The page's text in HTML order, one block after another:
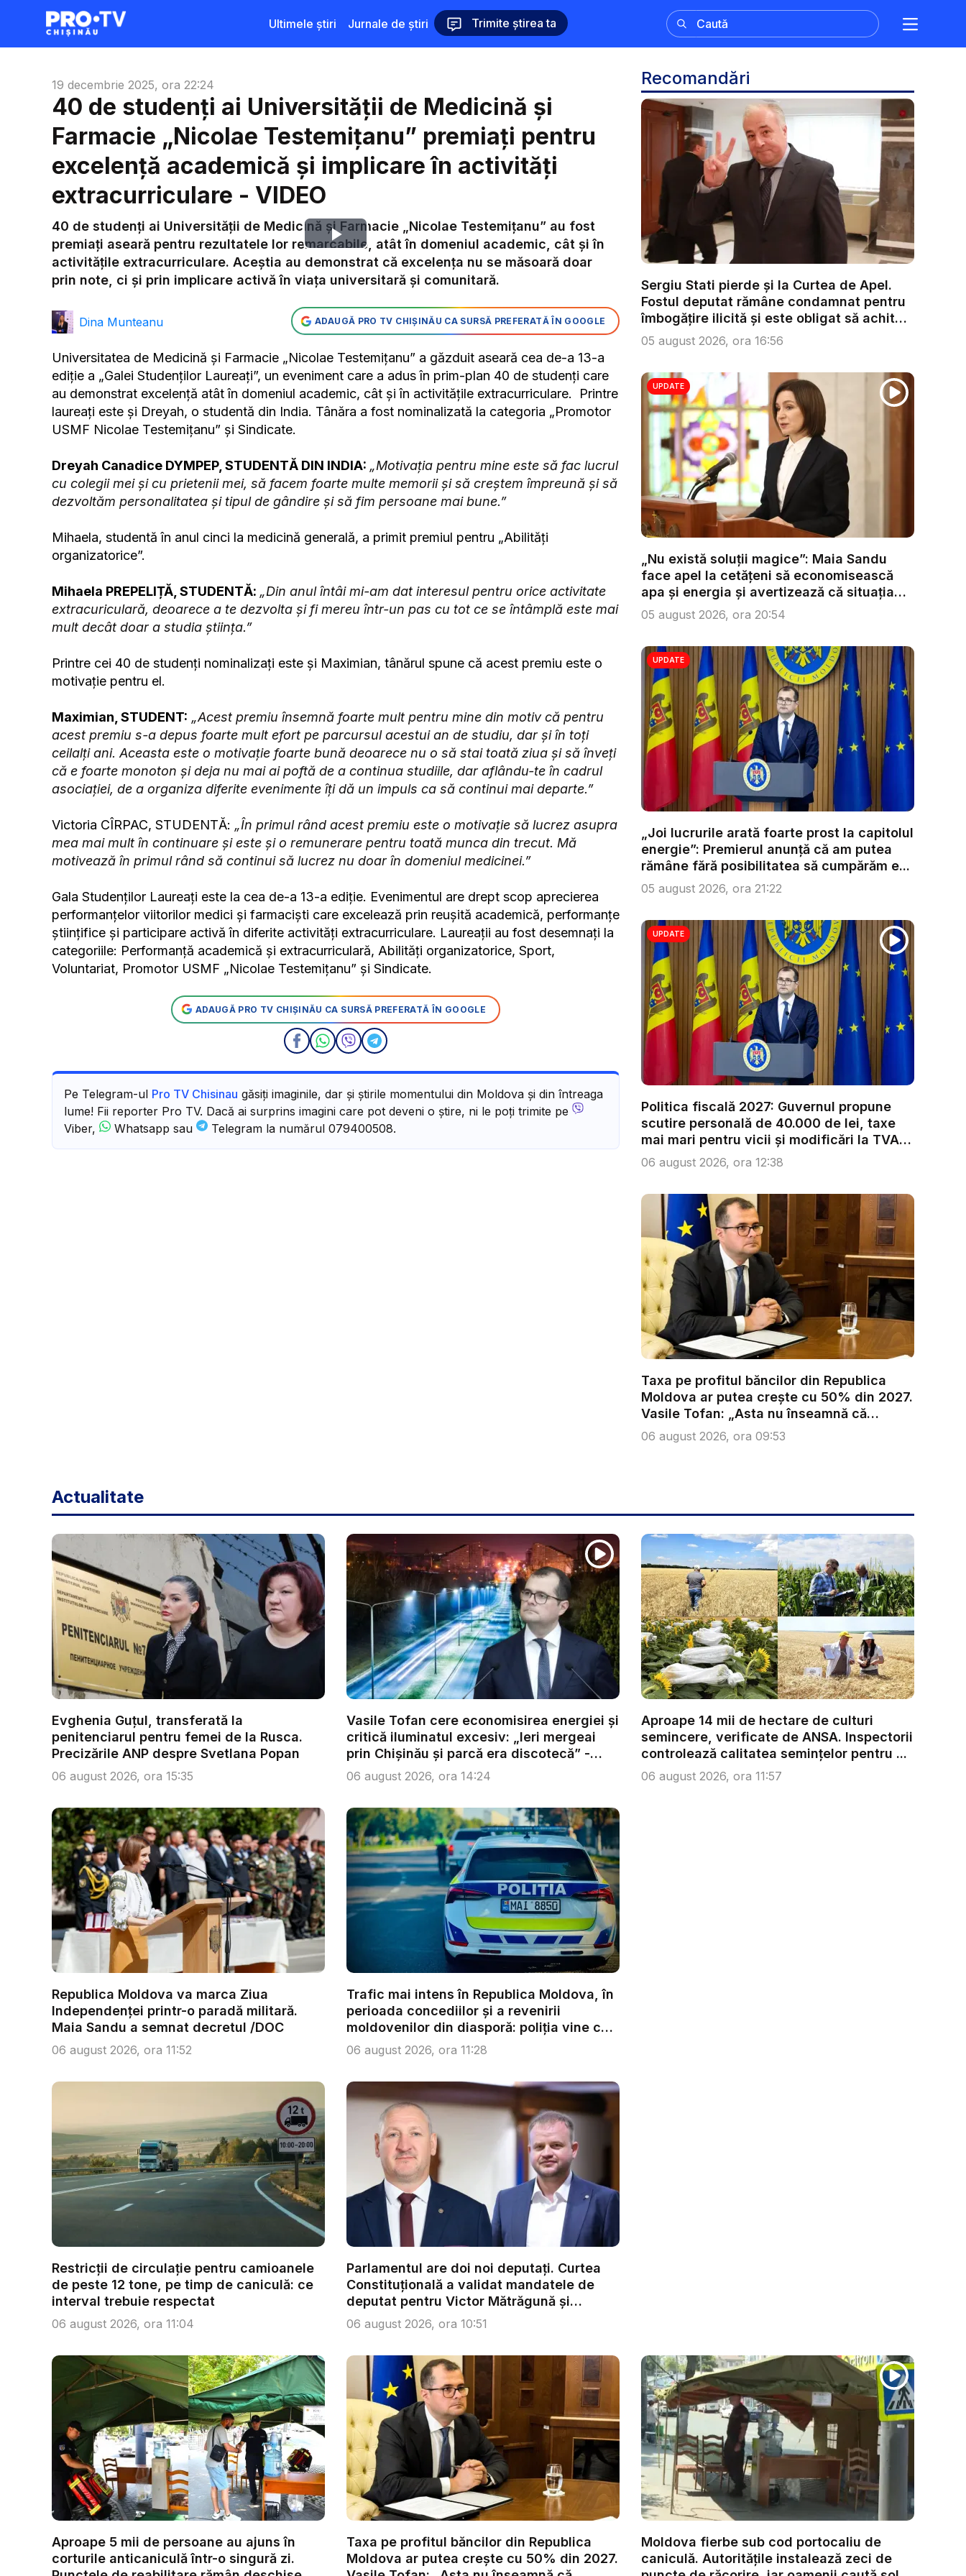
Ultimele știri Jurnale de știri Trimite știrea ta
19 decembrie 2025, ora 22:24
40 de studenți ai Universității de Medicină și
Farmacie „Nicolae Testemițanu” premiați pentru
excelență academică și implicare în activități
extracurriculare - VIDEO
Play
Video
40 de studenți ai Universității de Medicină și Farmacie „Nicolae Testemițanu” au fost
premiați aseară pentru rezultatele lor remarcabile, atât în domeniul academic, cât și în
activitățile extracurriculare. Aceștia au demonstrat că excelența nu se măsoară doar
prin note, ci și prin implicare activă în viața universitară și comunitară.
Dina Munteanu ADAUGĂ PRO TV CHIȘINĂU CA SURSĂ PREFERATĂ ÎN GOOGLE
Universitatea de Medicină şi Farmacie „Nicolae Testemiţanu” a găzduit aseară cea de-a 13-a
ediție a „Galei Studenților Laureați”, un eveniment care a adus în prim-plan 40 de studenți care
au demonstrat excelență atât în domeniul academic, cât și în activitățile extracurriculare. Printre
laureați este și Dreyah, o studentă din India. Tânăra a fost nominalizată la categoria „Promotor
USMF Nicolae Testemițanu” și Sindicate.
Dreyah Canadice DYMPEP, STUDENTĂ DIN INDIA: „Motivația pentru mine este să fac lucrul
cu colegii mei și cu prietenii mei, să facem foarte multe memorii și să creștem împreună și să
dezvoltăm personalitatea și tipul de gândire și să fim persoane mai bune.”
Mihaela, studentă în anul cinci la medicină generală, a primit premiul pentru „Abilități
organizatorice”.
Mihaela PREPELIȚĂ, STUDENTĂ: „Din anul întâi mi-am dat interesul pentru orice activitate
extracuriculară, deoarece a te dezvolta și fi mereu într-un pas cu tot ce se întâmplă este mai
mult decât doar a studia știința.”
Printre cei 40 de studenți nominalizați este și Maximian, tânărul spune că acest premiu este o
motivație pentru el.
Maximian, STUDENT: „Acest premiu însemnă foarte mult pentru mine din motiv că pentru
acest premiu s-a depus foarte mult efort pe parcursul acestui an de studiu, dar și în toți
ceilalți ani. Aceasta este o motivație foarte bună deoarece nu o să stai toată ziua și să înveți
că e foarte monoton și deja nu mai ai poftă de a continua studiile, dar aflându-te în cadrul
asociației, de a organiza diferite evenimente îți dă un impuls ca să continui mai departe.”
Victoria CÎRPAC, STUDENTĂ: „În primul rând acest premiu este o motivație să lucrez asupra
mea mai mult în continuare și este și o remunerare pentru toată munca din trecut. Mă
motivează în primul rând să continui să lucrez nu doar în domeniul medicinei.”
Gala Studenților Laureați este la cea de-a 13-a ediție. Evenimentul are drept scop aprecierea
performanțelor viitorilor medici și farmaciști care excelează prin reușită academică, performanțe
științifice și participare activă în diferite activități extracurriculare. Laureații au fost desemnați la
categoriile: Performanță academică și extracurriculară, Abilități organizatorice, Sport,
Voluntariat, Promotor USMF „Nicolae Testemițanu” și Sindicate.
ADAUGĂ PRO TV CHIȘINĂU CA SURSĂ PREFERATĂ ÎN GOOGLE
Pe Telegram-ul Pro TV Chisinau găsiți imaginile, dar și știrile momentului din Moldova și din întreaga
lume! Fii reporter Pro TV. Dacă ai surprins imagini care pot deveni o știre, ni le poți trimite pe
Viber,
Whatsapp sau Telegram la numărul 079400508.
Recomandări
Sergiu Stati pierde și la Curtea de Apel.
Fostul deputat rămâne condamnat pentru
îmbogățire ilicită și este obligat să achite
...
05 august 2026, ora 16:56
UPDATE
„Nu există soluții magice”: Maia Sandu
face apel la cetățeni să economisească
apa și energia și avertizează că situația
s...
05 august 2026, ora 20:54
UPDATE
„Joi lucrurile arată foarte prost la capitolul
energie”: Premierul anunță că am putea
rămâne fără posibilitatea să cumpărăm e...
05 august 2026, ora 21:22
UPDATE
Politica fiscală 2027: Guvernul propune
scutire personală de 40.000 de lei, taxe
mai mari pentru vicii și modificări la TVA.
...
06 august 2026, ora 12:38
Taxa pe profitul băncilor din Republica
Moldova ar putea crește cu 50% din 2027.
Vasile Tofan: „Asta nu înseamnă că
trebu...
06 august 2026, ora 09:53
Actualitate
Evghenia Guțul, transferată la
penitenciarul pentru femei de la Rusca.
Precizările ANP despre Svetlana Popan
06 august 2026, ora 15:35
Vasile Tofan cere economisirea energiei și
critică iluminatul excesiv: „Ieri mergeai
prin Chișinău și parcă era discotecă” -
VID...
06 august 2026, ora 14:24
Aproape 14 mii de hectare de culturi
semincere, verificate de ANSA. Inspectorii
controlează calitatea semințelor pentru ...
06 august 2026, ora 11:57
Republica Moldova va marca Ziua
Independenței printr-o paradă militară.
Maia Sandu a semnat decretul /DOC
06 august 2026, ora 11:52
Trafic mai intens în Republica Moldova, în
perioada concediilor și a revenirii
moldovenilor din diasporă: poliția vine cu
...
06 august 2026, ora 11:28
Restricții de circulație pentru camioanele
de peste 12 tone, pe timp de caniculă: ce
interval trebuie respectat
06 august 2026, ora 11:04
Parlamentul are doi noi deputați. Curtea
Constituțională a validat mandatele de
deputat pentru Victor Mătrăgună și
Roman...
06 august 2026, ora 10:51
Aproape 5 mii de persoane au ajuns în
corturile anticaniculă într-o singură zi.
Taxa pe profitul băncilor din Republica
Moldova ar putea crește cu 50% din 2027.
Moldova fierbe sub cod portocaliu de
caniculă. Autoritățile instalează zeci de